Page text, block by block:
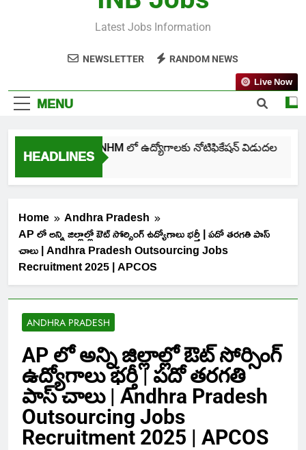
Latest Jobs Information
NEWSLETTER RANDOM NEWS
MENU
Live Now
HEADLINES
తెలంగాణ NHM లో ఉద్యోగాలకు నోటిఫికేషన్ విడుదల
Home
Andhra Pradesh
AP లో అన్ని జిల్లాల్లో ఔట్ సోర్సింగ్ ఉద్యోగాలు భర్తీ | పదో తరగతి పాస్
చాలు | Andhra Pradesh Outsourcing Jobs
Recruitment 2025 | APCOS
ANDHRA PRADESH
AP లో అన్ని జిల్లాల్లో ఔట్ సోర్సింగ్
ఉద్యోగాలు భర్తీ | పదో తరగతి
పాస్ చాలు | Andhra Pradesh
Outsourcing Jobs
Recruitment 2025 | APCOS